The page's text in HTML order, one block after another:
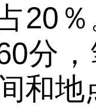
20
分
和地